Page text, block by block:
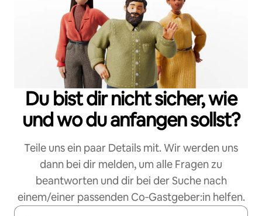
Du bist dir nicht sicher, wie
und wo du anfangen sollst?
Teile uns ein paar Details mit. Wir werden uns
dann bei dir melden, um alle Fragen zu
beantworten und dir bei der Suche nach
einem/einer passenden Co‑Gastgeber:in helfen.